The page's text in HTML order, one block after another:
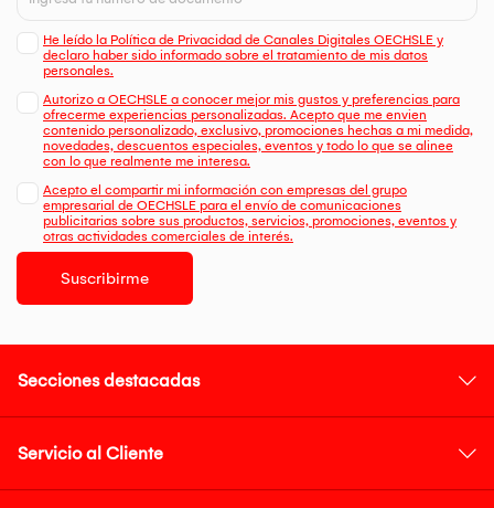
He leído la Política de Privacidad de Canales Digitales OECHSLE y
declaro haber sido informado sobre el tratamiento de mis datos
personales.
Autorizo a OECHSLE a conocer mejor mis gustos y preferencias para
ofrecerme experiencias personalizadas. Acepto que me envien
contenido personalizado, exclusivo, promociones hechas a mi medida,
novedades, descuentos especiales, eventos y todo lo que se alinee
con lo que realmente me interesa.
Acepto el compartir mi información con empresas del grupo
empresarial de OECHSLE para el envío de comunicaciones
publicitarias sobre sus productos, servicios, promociones, eventos y
otras actividades comerciales de interés.
Suscribirme
Secciones destacadas
Servicio al Cliente